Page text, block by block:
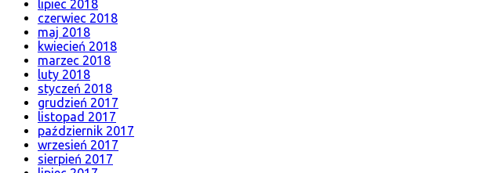
lipiec 2018
czerwiec 2018
maj 2018
kwiecień 2018
marzec 2018
luty 2018
styczeń 2018
grudzień 2017
listopad 2017
październik 2017
wrzesień 2017
sierpień 2017